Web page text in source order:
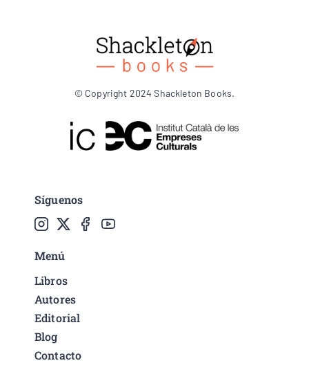
© Copyright 2024 Shackleton Books.
Síguenos
Menú
Libros
Autores
Editorial
Blog
Contacto